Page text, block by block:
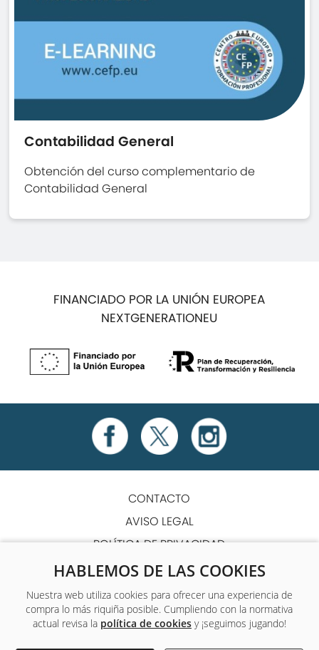
HABLEMOS DE LAS COOKIES
Nuestra web utiliza cookies para ofrecer una experiencia de
compra lo más riquiña posible. Cumpliendo con la normativa
actual revisa la política de cookiesy ¡seguimos jugando!
Contabilidad General
Obtención del curso complementario de
Contabilidad General
FINANCIADO POR LA UNIÓN EUROPEA
NEXTGENERATIONEU
CONTACTO
AVISO LEGAL
POLÍTICA DE PRIVACIDAD
POLÍTICA DE COOKIES
TÉRMINOS Y CONDICIONES
ACCESIBILIDAD